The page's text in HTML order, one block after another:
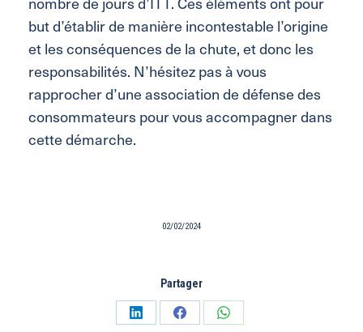
but d’établir de manière incontestable l’origine
et les conséquences de la chute, et donc les
responsabilités. N’hésitez pas à vous
rapprocher d’une association de défense des
consommateurs pour vous accompagner dans
cette démarche.
02/02/2024
Partager
PartagerPartagerPartager